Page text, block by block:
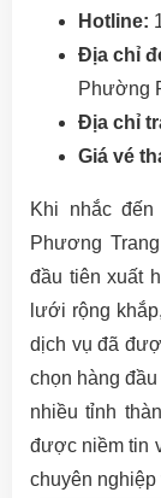
Hotline:
Địa chỉ
Phường
Địa chỉ
Giá vé
Khi nhắc
Phương
đầu tiên xuất
lưới rộng
dịch vụ đã
chọn hàng
nhiều tỉnh
được niềm tin
chuyên nghiệp